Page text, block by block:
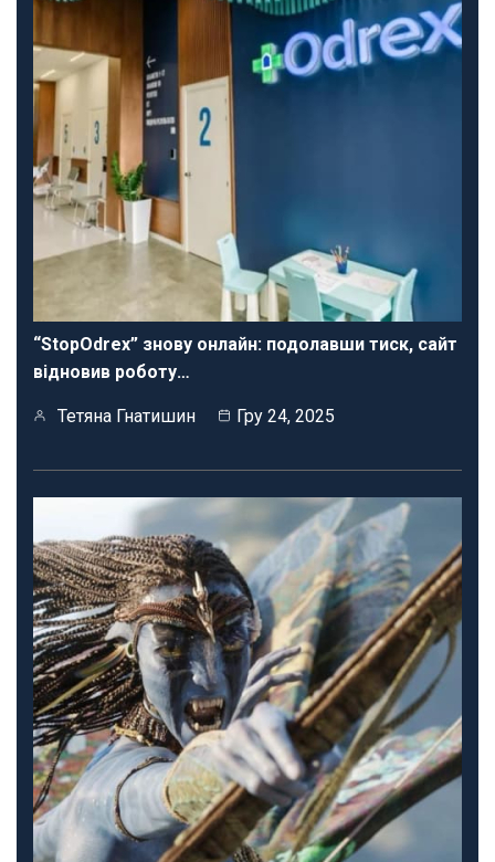
“StopOdrex” знову онлайн: подолавши тиск, сайт
відновив роботу…
Тетяна Гнатишин Гру 24, 2025